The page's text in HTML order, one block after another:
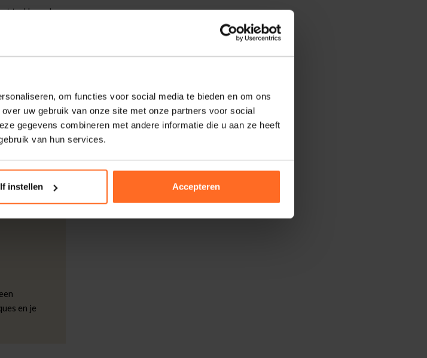
om functies voor social media te bieden en om ons
uw gebruik van onze site met onze partners voor social
gegevens combineren met andere informatie die u aan ze heeft
van hun services.
instellen Accepteren
trekkoord.
Met
met een
op eigen
en je